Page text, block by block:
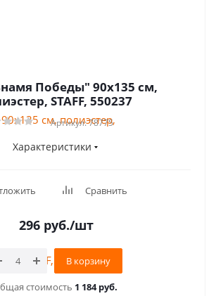
Победы" 90х135 см,
STAFF, 550237
Артикул: 78775
Характеристики
Сравнить
296руб./шт
В корзину
стоимость 1 184 руб.